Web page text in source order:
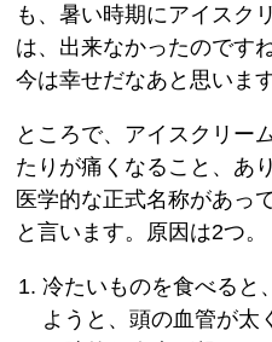
も、暑い時期にアイスク
は、出来なかったのです
今は幸せだなあと思います
ところで、アイスクリー
たりが痛くなること、あ
医学的な正式名称があっ
と言います。原因は2つ。
冷たいものを食べると
ようと、頭の血管が太